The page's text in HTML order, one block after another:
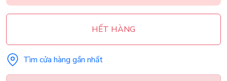
HẾT HÀNG
Tìm cửa hàng gần nhất